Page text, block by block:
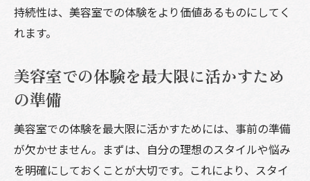
持続性は、美容室での体験をより価値あるものにしてく
れます。
美容室での体験を最大限に活かすため
の準備
美容室での体験を最大限に活かすためには、事前の準備
が欠かせません。まずは、自分の理想のスタイルや悩み
を明確にしておくことが大切です。これにより、スタイ